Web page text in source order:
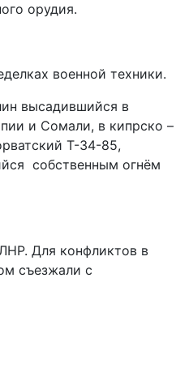
орудия.
военной техники.
высадившийся в
и Сомали, в кипрско –
Т-34-85,
собственным огнём
Для конфликтов в
съезжали с